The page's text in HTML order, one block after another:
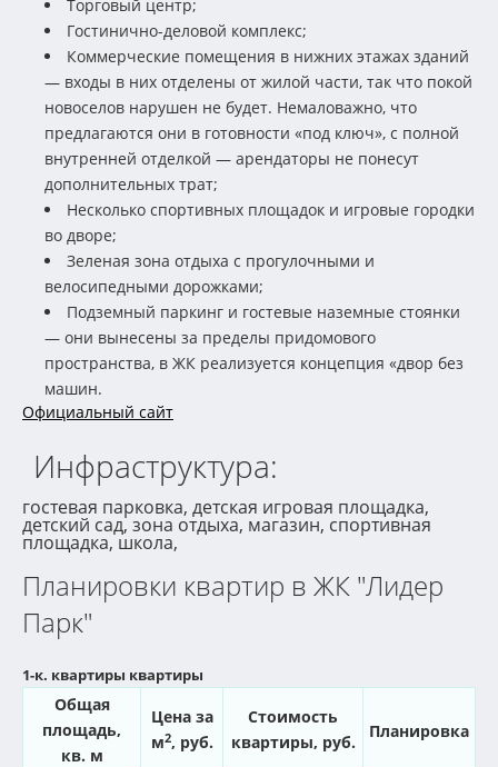
Торговый центр;
Гостинично-деловой комплекс;
Коммерческие помещения в нижних этажах зданий
— входы в них отделены от жилой части, так что покой
новоселов нарушен не будет. Немаловажно, что
предлагаются они в готовности «под ключ», с полной
внутренней отделкой — арендаторы не понесут
дополнительных трат;
Несколько спортивных площадок и игровые городки
во дворе;
Зеленая зона отдыха с прогулочными и
велосипедными дорожками;
Подземный паркинг и гостевые наземные стоянки
— они вынесены за пределы придомового
пространства, в ЖК реализуется концепция «двор без
машин.
Официальный сайт
Инфраструктура:
гостевая парковка, детская игровая площадка,
детский сад, зона отдыха, магазин, спортивная
площадка, школа,
Планировки квартир в ЖК "Лидер
Парк"
1-к. квартиры квартиры
Общая
площадь,
кв. м
Цена за
м2, руб.
Стоимость
квартиры, руб.
Планировка